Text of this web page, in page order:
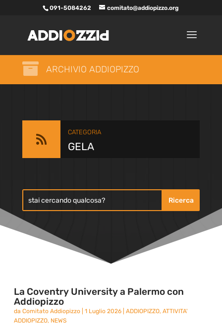
091-5084262 comitato@addiopizzo.org
 ARCHIVIO ADDIOPIZZO

CATEGORIA
GELA
La Coventry University a Palermo con
Addiopizzo
daComitato Addiopizzo |1 Luglio 2026 |ADDIOPIZZO,ATTIVITA'
ADDIOPIZZO, NEWS